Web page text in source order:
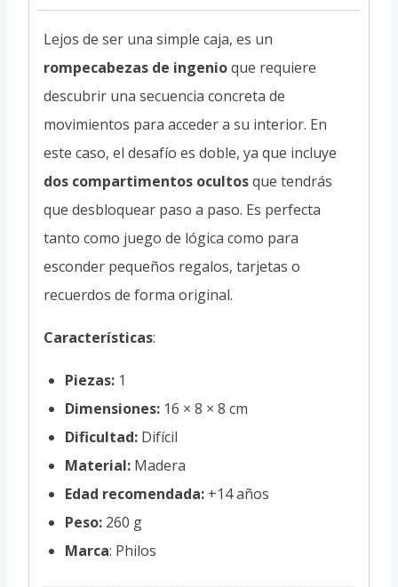
Lejos de ser una simple caja, es un
rompecabezas de ingenioque requiere
descubrir una secuencia concreta de
movimientos para acceder a su interior. En
este caso, el desafío es doble, ya que incluye
dos compartimentos ocultosque tendrás
que desbloquear paso a paso. Es perfecta
tanto como juego de lógica como para
esconder pequeños regalos, tarjetas o
recuerdos de forma original.
Características:
Piezas: 1
Dimensiones: 16 × 8 × 8 cm
Dificultad: Difícil
Material: Madera
Edad recomendada: +14 años
Peso: 260 g
Marca: Philos